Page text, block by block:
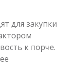
для закупки
к порче.